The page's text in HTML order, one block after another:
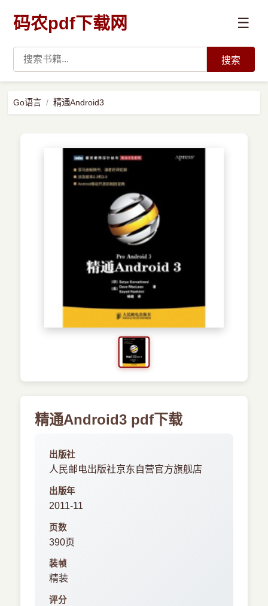
码农pdf下载网 ☰
预订书籍
搜索
Go语言 精通Android3
精通Android3 pdf下载
出版社
人民邮电出版社京东自营官方旗舰店
出版年
2011-11
页数
390页
装帧
精装
评分